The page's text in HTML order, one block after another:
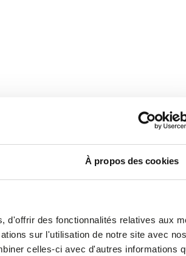
À propos des cookies
d'offrir des fonctionnalités relatives aux
sur l'utilisation de notre site avec nos
celles-ci avec d'autres informations